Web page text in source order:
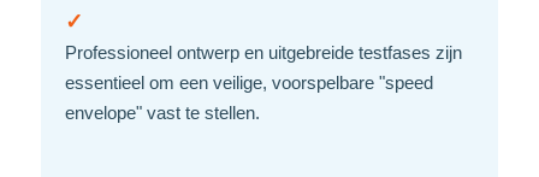
✓
Professioneel ontwerp en uitgebreide testfases zijn
essentieel om een veilige, voorspelbare "speed
envelope" vast te stellen.